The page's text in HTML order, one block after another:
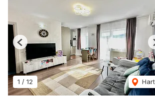
1 / 12
Previous